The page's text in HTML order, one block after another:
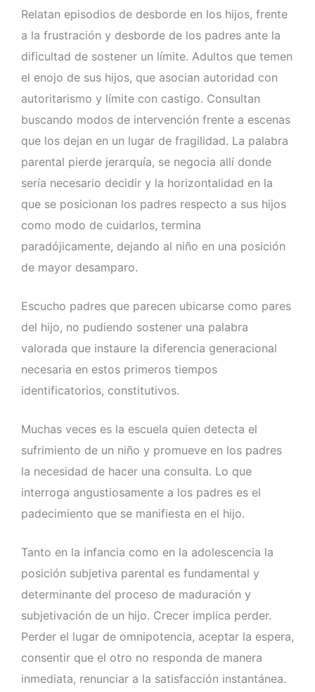
Relatan episodios de desborde en los hijos, frente
a la frustración y desborde de los padres ante la
dificultad de sostener un límite. Adultos que temen
el enojo de sus hijos, que asocian autoridad con
autoritarismo y límite con castigo. Consultan
buscando modos de intervención frente a escenas
que los dejan en un lugar de fragilidad. La palabra
parental pierde jerarquía, se negocia allí donde
sería necesario decidir y la horizontalidad en la
que se posicionan los padres respecto a sus hijos
como modo de cuidarlos, termina
paradójicamente, dejando al niño en una posición
de mayor desamparo.
Escucho padres que parecen ubicarse como pares
del hijo, no pudiendo sostener una palabra
valorada que instaure la diferencia generacional
necesaria en estos primeros tiempos
identificatorios, constitutivos.
Muchas veces es la escuela quien detecta el
sufrimiento de un niño y promueve en los padres
la necesidad de hacer una consulta. Lo que
interroga angustiosamente a los padres es el
padecimiento que se manifiesta en el hijo.
Tanto en la infancia como en la adolescencia la
posición subjetiva parental es fundamental y
determinante del proceso de maduración y
subjetivación de un hijo. Crecer implica perder.
Perder el lugar de omnipotencia, aceptar la espera,
consentir que el otro no responda de manera
inmediata, renunciar a la satisfacción instantánea.